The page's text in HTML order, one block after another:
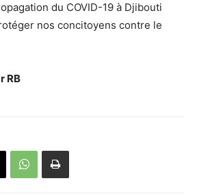
du COVID-19 à Djibouti
nos concitoyens contre le
RB